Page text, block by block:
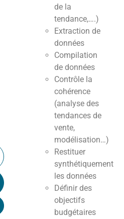
de la
tendance,….)
Extraction de
données
Compilation
de données
Contrôle la
cohérence
(analyse des
tendances de
vente,
modélisation…)
Restituer
synthétiquement
les données
Définir des
objectifs
budgétaires